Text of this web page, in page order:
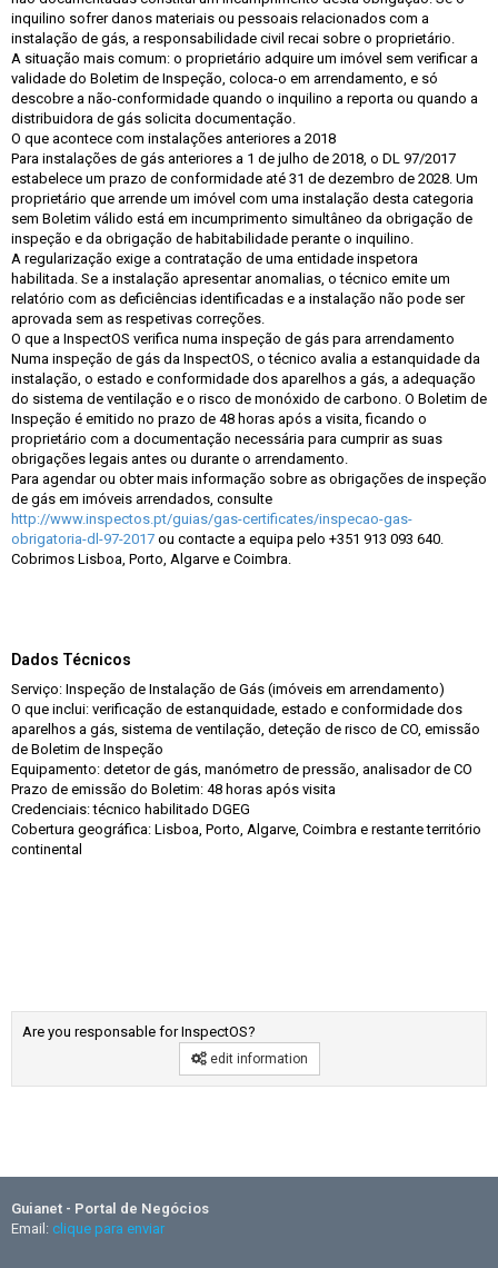
inquilino sofrer danos materiais ou pessoais relacionados com a
instalação de gás, a responsabilidade civil recai sobre o proprietário.
A situação mais comum: o proprietário adquire um imóvel sem verificar a
validade do Boletim de Inspeção, coloca-o em arrendamento, e só
descobre a não-conformidade quando o inquilino a reporta ou quando a
distribuidora de gás solicita documentação.
O que acontece com instalações anteriores a 2018
Para instalações de gás anteriores a 1 de julho de 2018, o DL 97/2017
estabelece um prazo de conformidade até 31 de dezembro de 2028. Um
proprietário que arrende um imóvel com uma instalação desta categoria
sem Boletim válido está em incumprimento simultâneo da obrigação de
inspeção e da obrigação de habitabilidade perante o inquilino.
A regularização exige a contratação de uma entidade inspetora
habilitada. Se a instalação apresentar anomalias, o técnico emite um
relatório com as deficiências identificadas e a instalação não pode ser
aprovada sem as respetivas correções.
O que a InspectOS verifica numa inspeção de gás para arrendamento
Numa inspeção de gás da InspectOS, o técnico avalia a estanquidade da
instalação, o estado e conformidade dos aparelhos a gás, a adequação
do sistema de ventilação e o risco de monóxido de carbono. O Boletim de
Inspeção é emitido no prazo de 48 horas após a visita, ficando o
proprietário com a documentação necessária para cumprir as suas
obrigações legais antes ou durante o arrendamento.
Para agendar ou obter mais informação sobre as obrigações de inspeção
de gás em imóveis arrendados, consulte
http://www.inspectos.pt/guias/gas-certificates/inspecao-gas-
obrigatoria-dl-97-2017 ou contacte a equipa pelo +351 913 093 640.
Cobrimos Lisboa, Porto, Algarve e Coimbra.
Dados Técnicos
Serviço: Inspeção de Instalação de Gás (imóveis em arrendamento)
O que inclui: verificação de estanquidade, estado e conformidade dos
aparelhos a gás, sistema de ventilação, deteção de risco de CO, emissão
de Boletim de Inspeção
Equipamento: detetor de gás, manómetro de pressão, analisador de CO
Prazo de emissão do Boletim: 48 horas após visita
Credenciais: técnico habilitado DGEG
Cobertura geográfica: Lisboa, Porto, Algarve, Coimbra e restante território
continental
Are you responsable for InspectOS?
edit information
Guianet - Portal de Negócios
Email: clique para enviar